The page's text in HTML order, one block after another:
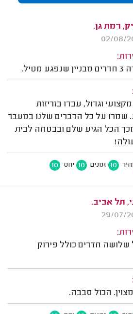
רמת גן.
וגדול, עבדו בזריזות
שמרו על כל הדברים שלנו במעבר
הכל הגיע שלם ובבטחה לבית
10 זמנים 10 יחס 10
תל אביב.
חדרים כולל פירוק
הכול סבבה.